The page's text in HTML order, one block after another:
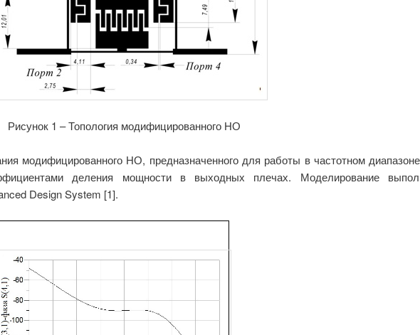
Рисунок 1 – Топология модифицированного НО
модифицированного НО, предназначенного для работы в частотном
деления мощности в выходных плечах. Моделирование
Design System [1].